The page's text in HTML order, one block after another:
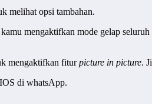
melihat opsi tambahan.
mengaktifkan mode gelap
mengaktifkan fiturpicture in picture.
di whatsApp.